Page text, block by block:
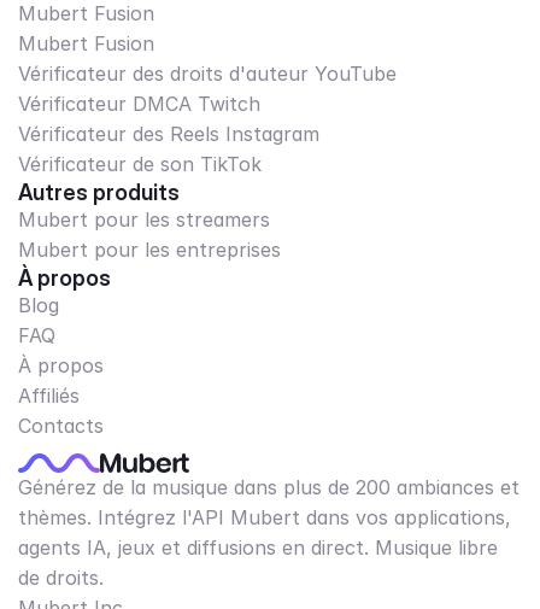
Mubert Fusion
Mubert Fusion
Vérificateur des droits d'auteur YouTube
Vérificateur DMCA Twitch
Vérificateur des Reels Instagram
Vérificateur de son TikTok
Autres produits
Mubert pour les streamers
Mubert pour les entreprises
À propos
Blog
FAQ
À propos
Affiliés
Contacts
Générez de la musique dans plus de 200 ambiances et
thèmes. Intégrez l'API Mubert dans vos applications,
agents IA, jeux et diffusions en direct. Musique libre
de droits.